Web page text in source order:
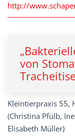
http://
von
Kleintierpraxis 55,
(Christina Pfülb,
Elisabeth Müller)